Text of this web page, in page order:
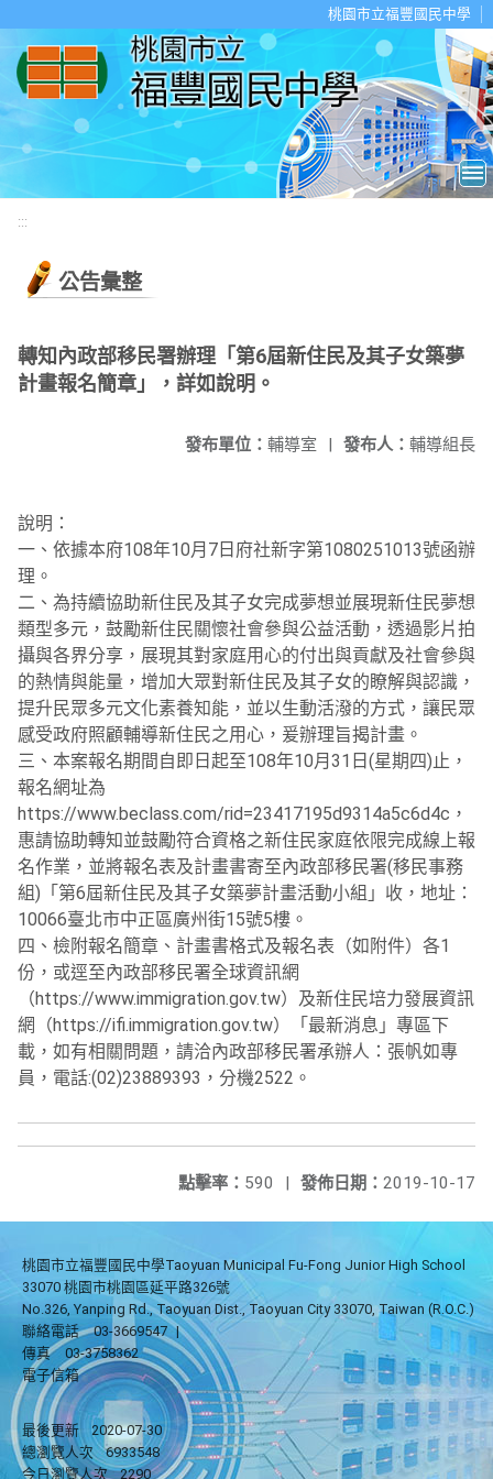
桃園市立福豐國民中學
:::
公告彙整
轉知內政部移民署辦理「第6屆新住民及其子女築夢
計畫報名簡章」，詳如說明。
發布人： 輔導組長
發布單位： 輔導室 |
說明：
一、依據本府108年10月7日府社新字第1080251013號函辦
理。
二、為持續協助新住民及其子女完成夢想並展現新住民夢想
類型多元，鼓勵新住民關懷社會參與公益活動，透過影片拍
攝與各界分享，展現其對家庭用心的付出與貢獻及社會參與
的熱情與能量，增加大眾對新住民及其子女的瞭解與認識，
提升民眾多元文化素養知能，並以生動活潑的方式，讓民眾
感受政府照顧輔導新住民之用心，爰辦理旨揭計畫。
三、本案報名期間自即日起至108年10月31日(星期四)止，
報名網址為
https://www.beclass.com/rid=23417195d9314a5c6d4c，
惠請協助轉知並鼓勵符合資格之新住民家庭依限完成線上報
名作業，並將報名表及計畫書寄至內政部移民署(移民事務
組)「第6屆新住民及其子女築夢計畫活動小組」收，地址：
10066臺北市中正區廣州街15號5樓。
四、檢附報名簡章、計畫書格式及報名表（如附件）各1
份，或逕至內政部移民署全球資訊網
（https://www.immigration.gov.tw）及新住民培力發展資訊
網（https://ifi.immigration.gov.tw）「最新消息」專區下
載，如有相關問題，請洽內政部移民署承辦人：張帆如專
員，電話:(02)23889393，分機2522。
發佈日期： 2019-10-17
點擊率： 590 |
桃園市立福豐國民中學Taoyuan Municipal Fu-Fong Junior High School
33070 桃園市桃園區延平路326號
No.326, Yanping Rd., Taoyuan Dist., Taoyuan City 33070, Taiwan (R.O.C.)
聯絡電話
03-3669547 |
傳真
03-3758362
電子信箱
最後更新
2020-07-30
總瀏覽人次
6933548
今日瀏覽人次
2290